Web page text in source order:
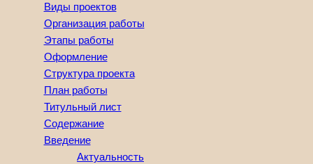
Виды проектов
Организация работы
Этапы работы
Оформление
Структура проекта
План работы
Титульный лист
Содержание
Введение
Актуальность